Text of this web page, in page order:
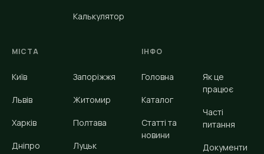
Калькулятор
МІСТА
Київ
Львів
Харків
Дніпро
Запоріжжя
Житомир
Полтава
Луцьк
ІНФО
Головна
Каталог
Статті та
новини
Як це
працює
Часті
питання
Документи